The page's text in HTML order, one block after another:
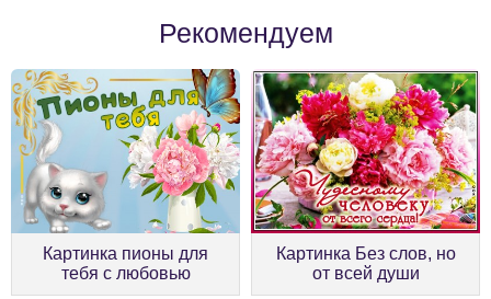
Рекомендуем
Картинка пионы для
тебя с любовью
Картинка Без слов, но
от всей души